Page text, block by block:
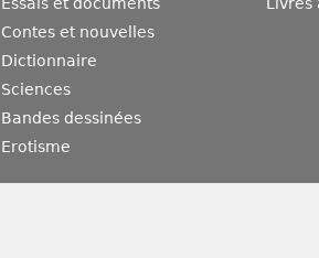
Essais et documents
Contes et nouvelles
Dictionnaire
Sciences
Bandes dessinées
Erotisme
Livres